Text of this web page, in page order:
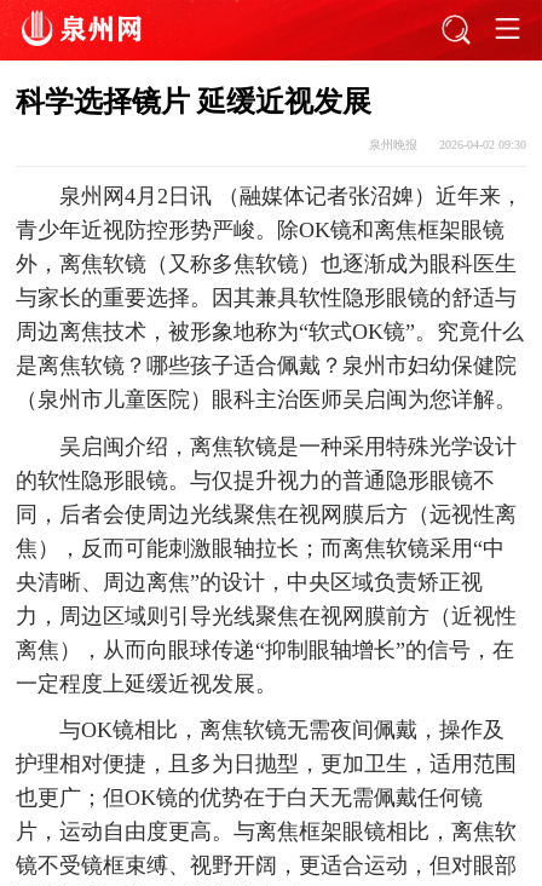
科学选择镜片 延缓近视发展
泉州晚报 2026-04-02 09:30
泉州网4月2日讯 （融媒体记者张沼婢）近年来，
青少年近视防控形势严峻。除OK镜和离焦框架眼镜
外，离焦软镜（又称多焦软镜）也逐渐成为眼科医生
与家长的重要选择。因其兼具软性隐形眼镜的舒适与
周边离焦技术，被形象地称为“软式OK镜”。究竟什么
是离焦软镜？哪些孩子适合佩戴？泉州市妇幼保健院
（泉州市儿童医院）眼科主治医师吴启闽为您详解。
吴启闽介绍，离焦软镜是一种采用特殊光学设计
的软性隐形眼镜。与仅提升视力的普通隐形眼镜不
同，后者会使周边光线聚焦在视网膜后方（远视性离
焦），反而可能刺激眼轴拉长；而离焦软镜采用“中
央清晰、周边离焦”的设计，中央区域负责矫正视
力，周边区域则引导光线聚焦在视网膜前方（近视性
离焦），从而向眼球传递“抑制眼轴增长”的信号，在
一定程度上延缓近视发展。
与OK镜相比，离焦软镜无需夜间佩戴，操作及
护理相对便捷，且多为日抛型，更加卫生，适用范围
也更广；但OK镜的优势在于白天无需佩戴任何镜
片，运动自由度更高。与离焦框架眼镜相比，离焦软
镜不受镜框束缚、视野开阔，更适合运动，但对眼部